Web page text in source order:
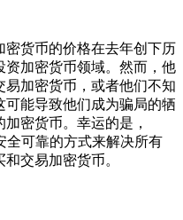
密货币的价格在去年创下历
资加密货币领域。然而，他
加密货币，或者他们不知
能导致他们成为骗局的牺
密货币。幸运的是，
全可靠的方式来解决所有
交易加密货币。